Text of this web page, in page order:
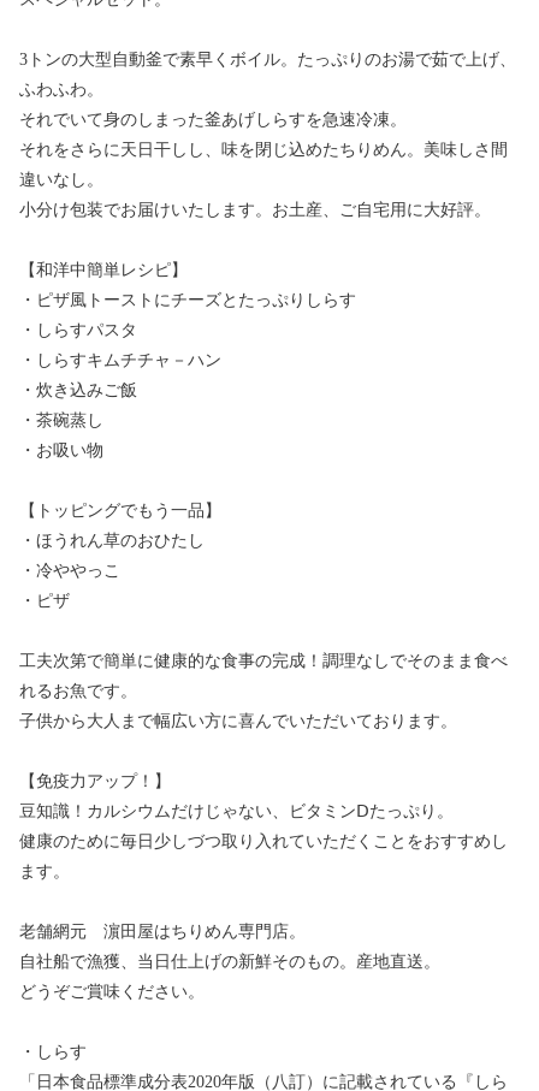
3トンの大型自動釜で素早くボイル。たっぷりのお湯で茹で上げ、
ふわふわ。
それでいて身のしまった釜あげしらすを急速冷凍。
それをさらに天日干しし、味を閉じ込めたちりめん。美味しさ間
違いなし。
小分け包装でお届けいたします。お土産、ご自宅用に大好評。
【和洋中簡単レシピ】
・ピザ風トーストにチーズとたっぷりしらす
・しらすパスタ
・しらすキムチチャ－ハン
・炊き込みご飯
・茶碗蒸し
・お吸い物
【トッピングでもう一品】
・ほうれん草のおひたし
・冷ややっこ
・ピザ
工夫次第で簡単に健康的な食事の完成！調理なしでそのまま食べ
れるお魚です。
子供から大人まで幅広い方に喜んでいただいております。
【免疫力アップ！】
豆知識！カルシウムだけじゃない、ビタミンⅮたっぷり。
健康のために毎日少しづつ取り入れていただくことをおすすめし
ます。
老舗網元 濵田屋はちりめん専門店。
自社船で漁獲、当日仕上げの新鮮そのもの。産地直送。
どうぞご賞味ください。
・しらす
「日本食品標準成分表2020年版（八訂）に記載されている『しら